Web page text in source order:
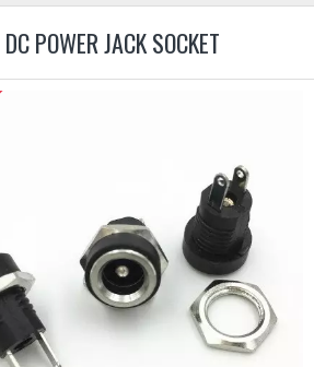
POWER JACK SOCKET